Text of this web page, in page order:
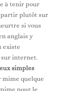
à tenir pour
partir plutôt sur
si vous
anglais y
existe
sur internet.
simples
mime quelque
pour le